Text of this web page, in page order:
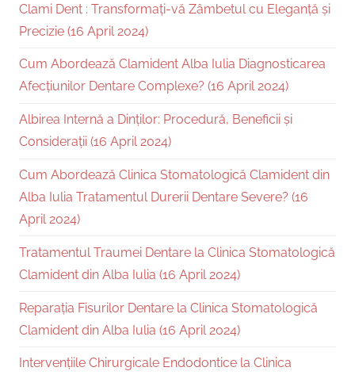
Clami Dent : Transformați-vă Zâmbetul cu Eleganță și
Precizie (16 April 2024)
Cum Abordează Clamident Alba Iulia Diagnosticarea
Afecțiunilor Dentare Complexe? (16 April 2024)
Albirea Internă a Dinților: Procedură, Beneficii și
Considerații (16 April 2024)
Cum Abordează Clinica Stomatologică Clamident din
Alba Iulia Tratamentul Durerii Dentare Severe? (16
April 2024)
Tratamentul Traumei Dentare la Clinica Stomatologică
Clamident din Alba Iulia (16 April 2024)
Reparația Fisurilor Dentare la Clinica Stomatologică
Clamident din Alba Iulia (16 April 2024)
Intervențiile Chirurgicale Endodontice la Clinica